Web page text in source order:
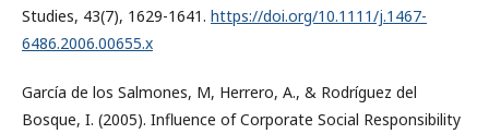
Studies, 43(7), 1629-1641. https://doi.org/10.1111/j.1467-
6486.2006.00655.x
García de los Salmones, M, Herrero, A., & Rodríguez del
Bosque, I. (2005). Influence of Corporate Social Responsibility